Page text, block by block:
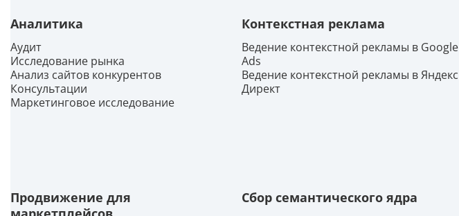
Аналитика
Аудит
Исследование рынка
Анализ сайтов конкурентов
Консультации
Маркетинговое исследование
Контекстная реклама
Ведение контекстной рекламы в Google
Ads
Ведение контекстной рекламы в Яндекс
Директ
Продвижение для
Сбор семантического ядра